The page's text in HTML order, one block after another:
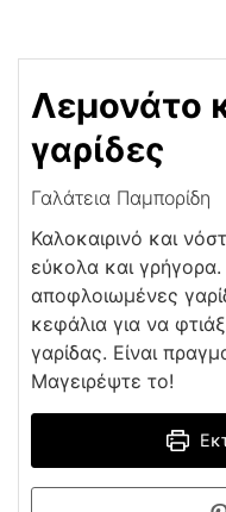
Λεμονάτο
γαρίδες
Γαλάτεια Παμπορίδη
Καλοκαιρινό και
εύκολα και
αποφλοιωμένες
κεφάλια για να
γαρίδας. Είναι
Μαγειρέψτε το!